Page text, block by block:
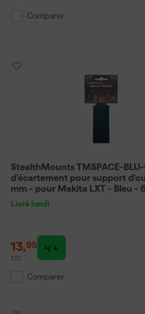
Comparer
StealthMounts TMSPACE-
d'écartement pour support
mm - pour Makita LXT - Bleu -
Livré lundi
13,95
TTC
Comparer